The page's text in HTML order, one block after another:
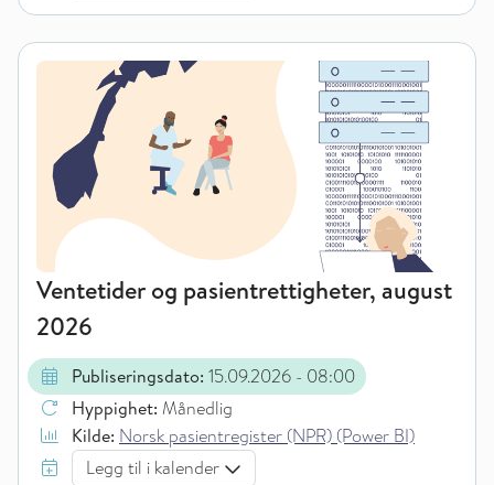
Ventetider og pasientrettigheter, august
2026
Publiseringsdato: 15.09.2026 - 08:00
Hyppighet: Månedlig
Kilde: Norsk pasientregister (NPR) (Power BI)
Legg til i kalender